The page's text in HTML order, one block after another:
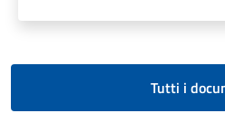
Tutti i